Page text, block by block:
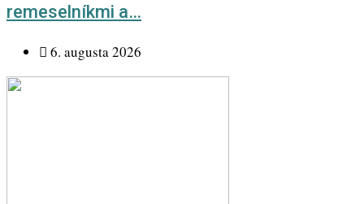
remeselníkmi a…
6. augusta 2026